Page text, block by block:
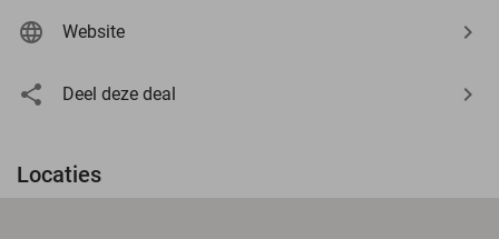
Website
Deel deze deal
Locaties